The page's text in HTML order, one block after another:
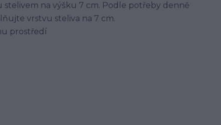
na výšku 7 cm. Podle potřeby denně
vrstvu steliva na 7 cm.
prostředí